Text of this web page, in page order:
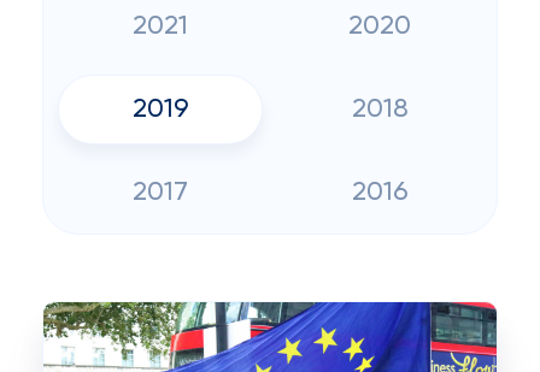
2021 2020
2019 2018
2017 2016